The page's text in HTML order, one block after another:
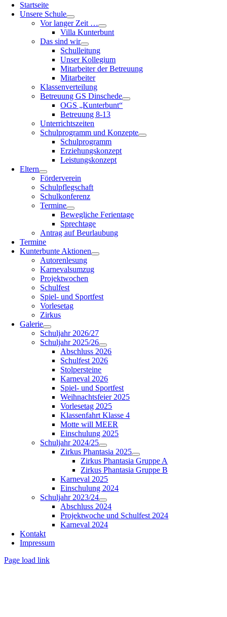
Startseite
Unsere Schule
Vor langer Zeit …
Villa Kunterbunt
Das sind wir
Schulleitung
Unser Kollegium
Mitarbeiter der Betreuung
Mitarbeiter
Klassenverteilung
Betreuung GS Dinschede
OGS „Kunterbunt“
Betreuung 8-13
Unterrichtszeiten
Schulprogramm und Konzepte
Schulprogramm
Erziehungskonzept
Leistungskonzept
Eltern
Förderverein
Schulpflegschaft
Schulkonferenz
Termine
Bewegliche Ferientage
Sprechtage
Antrag auf Beurlaubung
Termine
Kunterbunte Aktionen
Autorenlesung
Karnevalsumzug
Projektwochen
Schulfest
Spiel- und Sportfest
Vorlesetag
Zirkus
Galerie
Schuljahr 2026/27
Schuljahr 2025/26
Abschluss 2026
Schulfest 2026
Stolpersteine
Karneval 2026
Spiel- und Sportfest
Weihnachtsfeier 2025
Vorlesetag 2025
Klassenfahrt Klasse 4
Motte will MEER
Einschulung 2025
Schuljahr 2024/25
Zirkus Phantasia 2025
Zirkus Phantasia Gruppe A
Zirkus Phantasia Gruppe B
Karneval 2025
Einschulung 2024
Schuljahr 2023/24
Abschluss 2024
Projektwoche und Schulfest 2024
Karneval 2024
Kontakt
Impressum
Page load link